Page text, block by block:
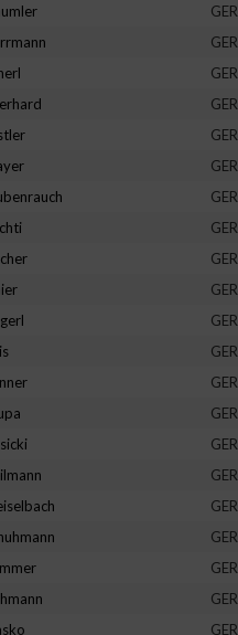
GER
GER
GER
GER
GER
GER
GER
GER
GER
GER
GER
GER
GER
GER
GER
GER
GER
GER
GER
GER
GER